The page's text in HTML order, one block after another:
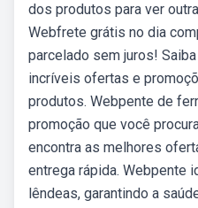
dos produtos para ver
Webfrete grátis no dia
parcelado sem juros!
incríveis ofertas e
produtos. Webpente de
promoção que você
encontra as melhores
entrega rápida. Webpente
lêndeas, garantindo a